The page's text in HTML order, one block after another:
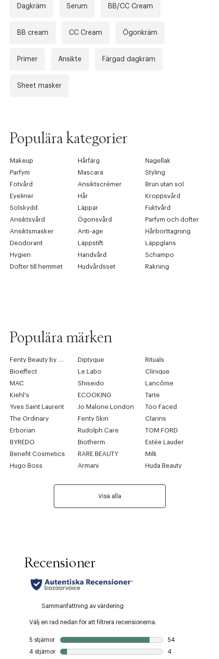
Dagkräm Serum BB/CC Cream
BB cream CC Cream Ögonkräm
Primer Ansikte Färgad dagkräm
Sheet masker
Populära kategorier
Makeup Hårfärg
Nagellak
Parfym
Mascara
Styling
Fotvård
Ansiktscrémer
Brun utan sol
Eyeliner
Hår
Kroppsvård
Solskydd
Läppar
Fuktvård
Ansiktsvård
Ögonsvård
Parfym och dofter
Ansiktsmasker
Anti-age
Hårborttagning
Deodorant
Läppstift
Läppglans
Hygien
Handvård
Schampo
Dofter till hemmet
Hudvårdsset Rakning
Populära märken
Diptyque
Rituals
Bioeffect
Le Labo
Clinique
MAC
Shiseido
Lancôme
Kiehl's
ECOOKING
Tarte
Yves Saint Laurent
Jo Malone London
Too Faced
The Ordinary
Fenty Skin
Clarins
Erborian
Rudolph Care
TOM FORD
BYREDO
Biotherm
Estée Lauder
Benefit Cosmetics
RARE BEAUTY
Milk
Hugo Boss
Armani Huda Beauty
Visa alla